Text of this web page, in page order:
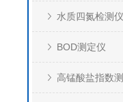
水质四氮检测仪
BOD测定仪
高锰酸盐指数